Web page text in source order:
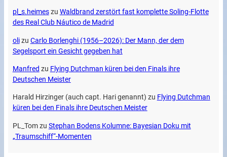
pl_s.heimeszu Waldbrand zerstört fast komplette Soling-Flotte
des Real Club Náutico de Madrid
olizu Carlo Borlenghi (1956–2026): Der Mann, der dem
Segelsport ein Gesicht gegeben hat
Manfred zu Flying Dutchman küren bei den Finals ihre
Deutschen Meister
Harald Hirzinger (auch capt. Hari genannt) zu Flying Dutchman
küren bei den Finals ihre Deutschen Meister
PL_Tomzu Stephan Bodens Kolumne: Bayesian Doku mit
„Traumschiff“-Momenten